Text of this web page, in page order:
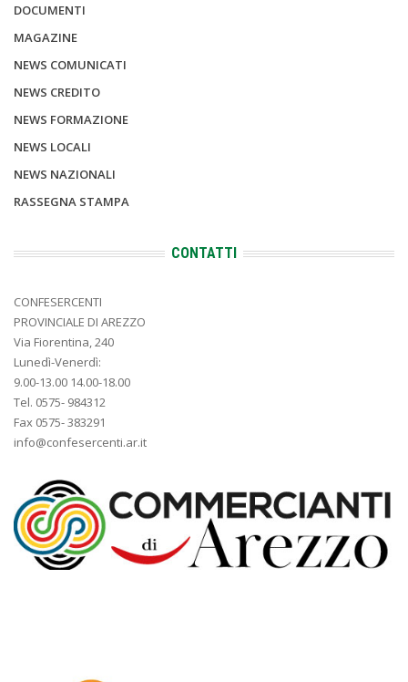
DOCUMENTI
MAGAZINE
NEWS COMUNICATI
NEWS CREDITO
NEWS FORMAZIONE
NEWS LOCALI
NEWS NAZIONALI
RASSEGNA STAMPA
CONTATTI
CONFESERCENTI
PROVINCIALE DI AREZZO
Via Fiorentina, 240
Lunedì-Venerdì:
9.00-13.00 14.00-18.00
Tel. 0575- 984312
Fax 0575- 383291
info@confesercenti.ar.it